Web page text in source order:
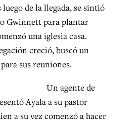
luego de la llegada, se sintió
Gwinnett para plantar
una iglesia casa.
creció, buscó un
sus reuniones.
Un agente de
Ayala a su pastor
a su vez comenzó a hacer
11, 2023
24, 2026